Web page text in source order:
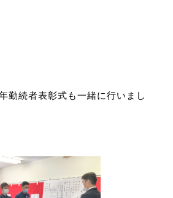
勤続者表彰式も一緒に行いまし